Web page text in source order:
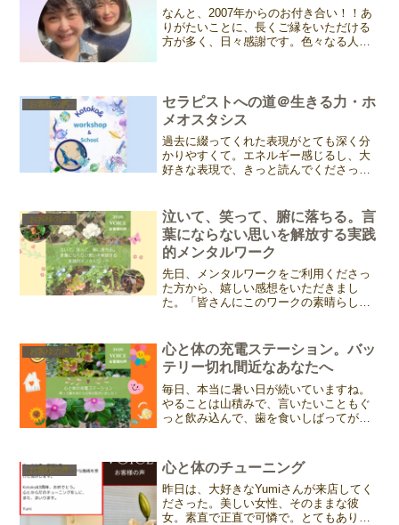
なんと、2007年からのお付き合い！！あ
りがたいことに、長くご縁をいただける
方が多く、日々感謝です。色々なる人生
2016年からの写...
お客様の声
セラピストへの道＠生きる力・ホ
メオスタシス
過去に綴ってくれた表現がとても深く分
かりやすくて。エネルギー感じるし、大
好きな表現で、きっと読んでくださった
快くOKくれてありがとう。＊＊＊＊＊＊
＊＊＊＊＊＊＊＊＊＊＊...
お客様の声
泣いて、笑って、腑に落ちる。言
葉にならない思いを解放する実践
的メンタルワーク
先日、メンタルワークをご利用くださっ
た方から、嬉しい感想をいただきまし
た。「皆さんにこのワークの素晴らしさ
許可をいただいたので、メンタルワーク
にご興味あればぜひご一...
お客様の声
心と体の充電ステーション。バッ
テリー切れ間近なあなたへ
毎日、本当に暑い日が続いていますね。
やることは山積みで、言いたいこともぐ
っと飲み込んで、歯を食いしばってがん
ないかもしれません。先日、kotoko&が5
周年を迎えたタ...
お客様の声 心と体のチューニング
昨日は、大好きなYumiさんが来店してく
ださった。美しい女性、そのままな彼
女。素直で正直で可憐で。とてもありが